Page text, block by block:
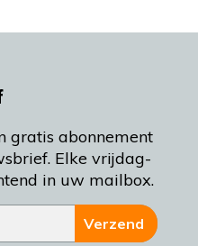
gratis abonnement
Elke vrijdag-
in uw mailbox.
Verzend